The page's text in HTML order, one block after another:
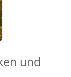
und